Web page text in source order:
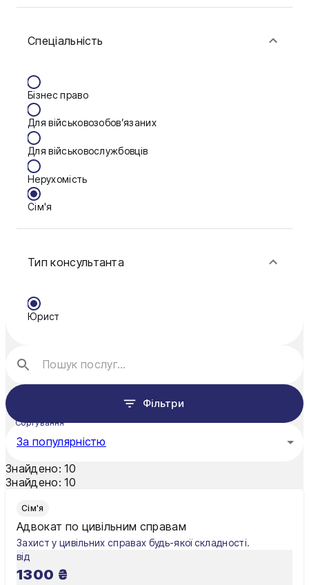
Васильків
Запоріжжя
Калуш
Кам'янське
Краматорськ
Кременчук
Луцьк
Нікополь
Суми
Ужгород
Хмельницький
Чернівці
Спеціальність
Бізнес право
Для військовозобов’язаних
Для військовослужбовців
Нерухомість
Сім'я
Тип консультанта
Юрист
Фільтри
Сортування
За популярністю
Знайдено: 10
Знайдено: 10
Сім'я
Адвокат по цивільним справам
Захист у цивільних справах будь-якої складності.
від
1300 ₴